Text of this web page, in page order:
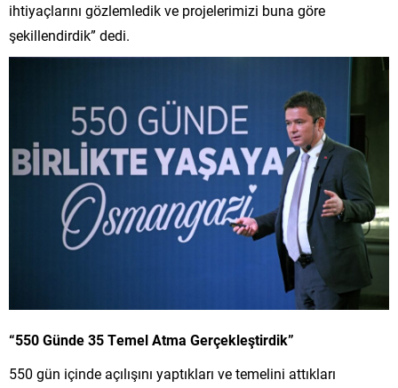
ihtiyaçlarını gözlemledik ve projelerimizi buna göre
şekillendirdik” dedi.
“550 Günde 35 Temel Atma Gerçekleştirdik”
550 gün içinde açılışını yaptıkları ve temelini attıkları